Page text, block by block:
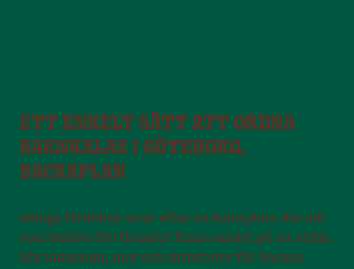
ETT ENKELT SÄTT ATT ORDNA
BARNKALAS I GÖTEBORG,
BACKAPLAN
Många föräldrar letar efter en kalasplats där allt
som behövs för firandet finns samlat på ett ställe.
När kalasrum, mat och aktiviteter för barnen